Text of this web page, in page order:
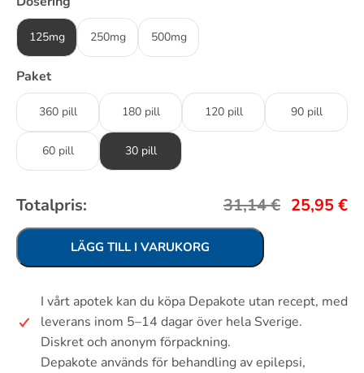
125mg 250mg 500mg
Paket
360 pill 180 pill 120 pill 90 pill
60 pill 30 pill
Totalpris: 31,14€ 25,95€
LÄGG TILL I VARUKORG
I vårt apotek kan du köpa Depakote utan recept, med
leverans inom 5–14 dagar över hela Sverige.
Diskret och anonym förpackning.
Depakote används för behandling av epilepsi,